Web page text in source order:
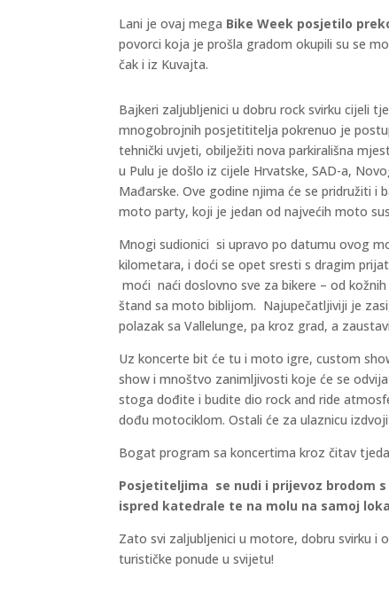
Lani je ovaj mega Bike Week posjetilo
povorci koja je prošla gradom okupili su se
čak i iz Kuvajta.
Bajkeri zaljubljenici u dobru rock svirku cijeli
mnogobrojnih posjetititelja pokrenuo je
tehnički uvjeti, obilježiti nova parkirališna
u Pulu je došlo iz cijele Hrvatske, SAD-a,
Mađarske. Ove godine njima će se pridružiti
moto party, koji je jedan od najvećih moto
Mnogi sudionici si upravo po datumu ovog
kilometara, i doći se opet sresti s dragim
moći naći doslovno sve za bikere – od
štand sa moto biblijom. Najupečatljiviji je
polazak sa Vallelunge, pa kroz grad, a
Uz koncerte bit će tu i moto igre, custom
show i mnoštvo zanimljivosti koje će se
stoga dođite i budite dio rock and ride
dođu motociklom. Ostali će za ulaznicu
Bogat program sa koncertima kroz čitav
Posjetiteljima se nudi i prijevoz brodom s
ispred katedrale te na molu na samoj
Zato svi zaljubljenici u motore, dobru svirku
turističke ponude u svijetu!